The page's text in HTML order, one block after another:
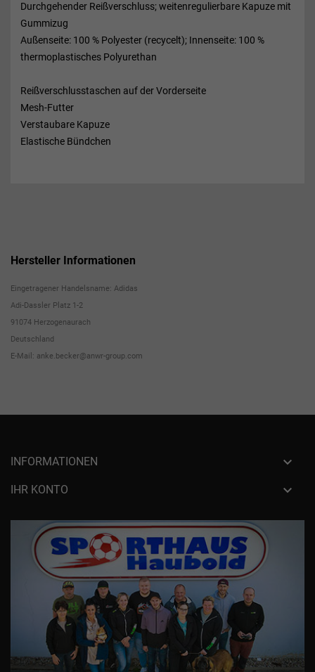
Durchgehender Reißverschluss; weitenregulierbare Kapuze mit
Gummizug
Außenseite: 100 % Polyester (recycelt); Innenseite: 100 %
thermoplastisches Polyurethan
Reißverschlusstaschen auf der Vorderseite
Mesh-Futter
Verstaubare Kapuze
Elastische Bündchen
Hersteller Informationen
Eingetragener Handelsname: Adidas
Adi-Dassler Platz 1-2
91074 Herzogenaurach
Deutschland
E-Mail: anke.becker@anwr-group.com
INFORMATIONEN 
IHR KONTO 